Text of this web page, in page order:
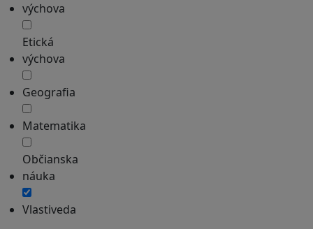
výchova
Etická
výchova
Geografia
Matematika
Občianska
náuka
Vlastiveda